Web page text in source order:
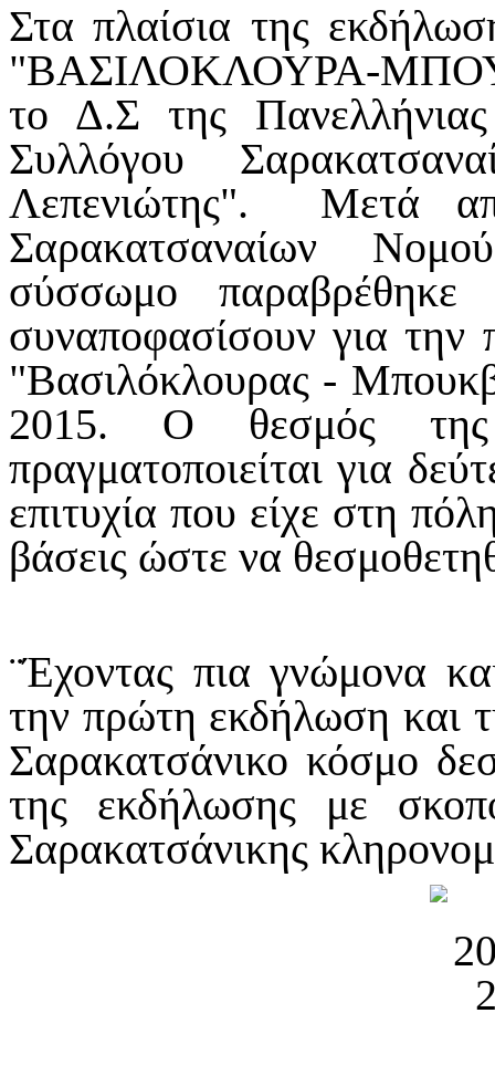
Στα πλαίσια της
"ΒΑΣΙΛΟΚΛΟΥΡΑ-
το Δ.Σ της
Συλλόγου
Λεπενιώτης".
Μετά
Σαρακατσαναίων
σύσσωμο
συναποφασίσουν για την
"Βασιλόκλουρας -
2015. Ο θεσμός της
πραγματοποιείται για
επιτυχία που είχε στη
βάσεις ώστε να
¨Έχοντας πια γνώμονα
την πρώτη εκδήλωση και
Σαρακατσάνικο κόσμο
της εκδήλωσης με
Σαρακατσάνικης